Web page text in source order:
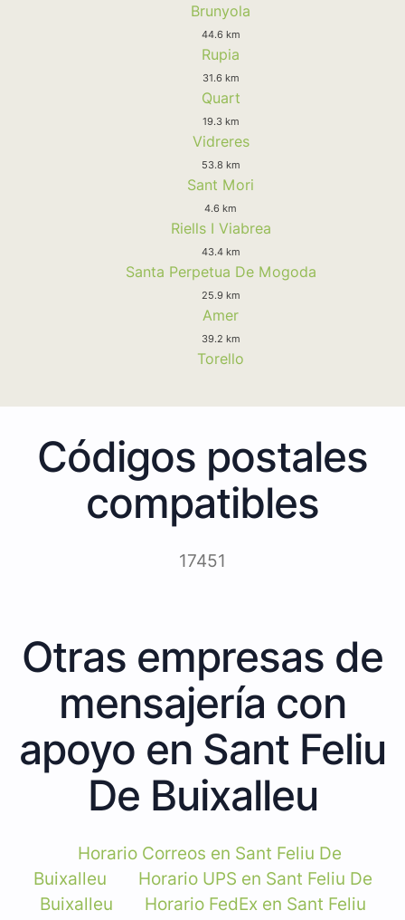
Brunyola
44.6 km
Rupia
31.6 km
Quart
19.3 km
Vidreres
53.8 km
Sant Mori
4.6 km
Riells I Viabrea
43.4 km
Santa Perpetua De Mogoda
25.9 km
Amer
39.2 km
Torello
Códigos postales
compatibles
17451
Otras empresas de
mensajería con
apoyo en Sant Feliu
De Buixalleu
Horario Correos en Sant Feliu De
Buixalleu
Horario UPS en Sant Feliu De
Buixalleu
Horario FedEx en Sant Feliu